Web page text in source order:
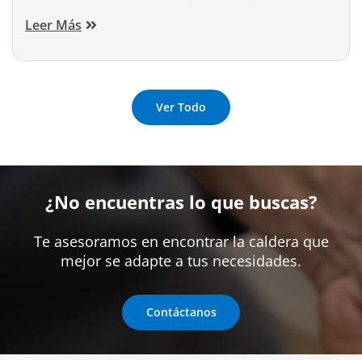
Leer Más
Ver Todo
¿No encuentras lo que buscas?
Te asesoramos en encontrar la caldera que
mejor se adapte a tus necesidades.
Contáctanos